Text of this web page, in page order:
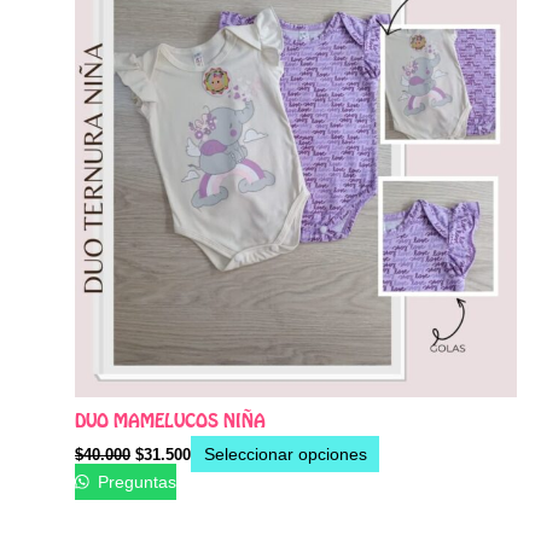
DUO MAMELUCOS NIÑA
$40.000
$40.000.
$31.500 Seleccionar opciones
múltiples
variantes.
Las
opciones
se
elegir
en
la
página
de
Preguntas